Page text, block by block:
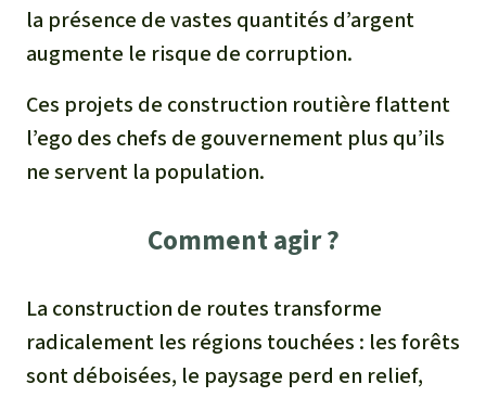
la présence de vastes quantités d’argent
augmente le risque de corruption.
Ces projets de construction routière flattent
l’ego des chefs de gouvernement plus qu’ils
ne servent la population.
Comment agir ?
La construction de routes transforme
radicalement les régions touchées : les forêts
sont déboisées, le paysage perd en relief,